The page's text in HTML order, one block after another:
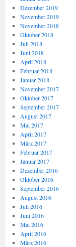
Dezember 2019
November 2019
November 2018
Oktober 2018
Juli 2018
Juni 2018
April 2018
Februar 2018
Januar 2018
November 2017
Oktober 2017
September 2017
August 2017
Mai 2017
April 2017
März 2017
Februar 2017
Januar 2017
Dezember 2016
Oktober 2016
September 2016
August 2016
Juli 2016
Juni 2016
Mai 2016
April 2016
März 2016